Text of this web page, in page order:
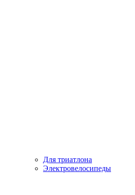
Для триатлона
Электровелосипеды